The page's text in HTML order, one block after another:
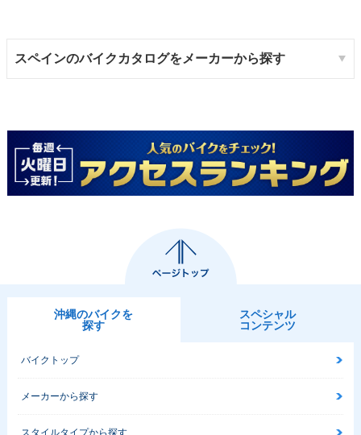
スペインのバイクカタログをメーカーから探す
沖縄のバイクを
探す
スペシャル
コンテンツ
バイクトップ
メーカーから探す
スタイルタイプから探す